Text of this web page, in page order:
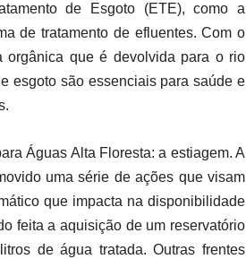
de Esgoto (ETE), como a
de tratamento de efluentes. Com o
orgânica que é devolvida para o rio
esgoto são essenciais para saúde e
Águas Alta Floresta: a estiagem. A
uma série de ações que visam
que impacta na disponibilidade
feita a aquisição de um reservatório
de água tratada. Outras frentes